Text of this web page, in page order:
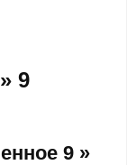
9
9 »